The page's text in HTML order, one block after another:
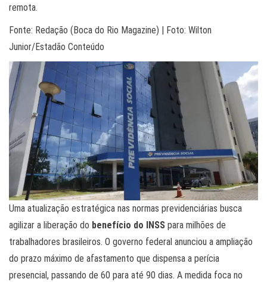
remota.
Fonte: Redação (Boca do Rio Magazine) | Foto: Wilton
Junior/Estadão Conteúdo
Uma atualização estratégica nas normas previdenciárias busca
agilizar a liberação do benefício do INSS para milhões de
trabalhadores brasileiros. O governo federal anunciou a ampliação
do prazo máximo de afastamento que dispensa a perícia
presencial, passando de 60 para até 90 dias. A medida foca no